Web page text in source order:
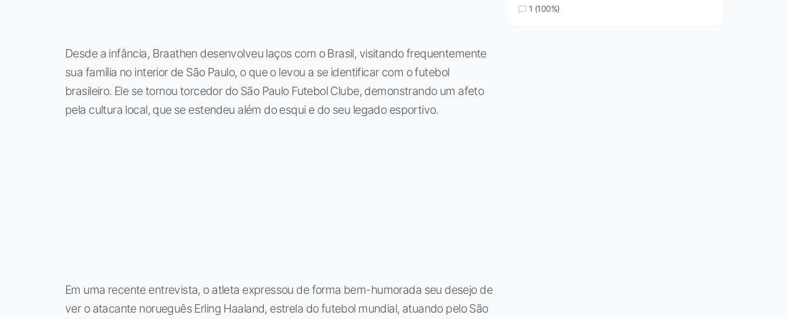
Desde a infância, Braathen desenvolveu laços com o Brasil, visitando frequentemente
sua família no interior de São Paulo, o que o levou a se identificar com o futebol
brasileiro. Ele se tornou torcedor do São Paulo Futebol Clube, demonstrando um afeto
pela cultura local, que se estendeu além do esqui e do seu legado esportivo.
Em uma recente entrevista, o atleta expressou de forma bem-humorada seu desejo de
ver o atacante norueguês Erling Haaland, estrela do futebol mundial, atuando pelo São
1 (100%)